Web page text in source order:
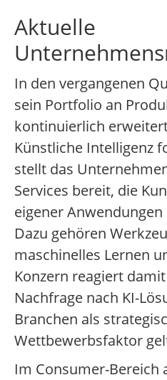
Aktuelle
In den vergangenen
sein Portfolio an
kontinuierlich
Künstliche Intelligenz
stellt das
Services bereit, die
eigener
Dazu gehören
maschinelles Lernen
Konzern reagiert
Nachfrage nach KI-
Branchen als
Wettbewerbsfaktor
Im Consumer-Bereich